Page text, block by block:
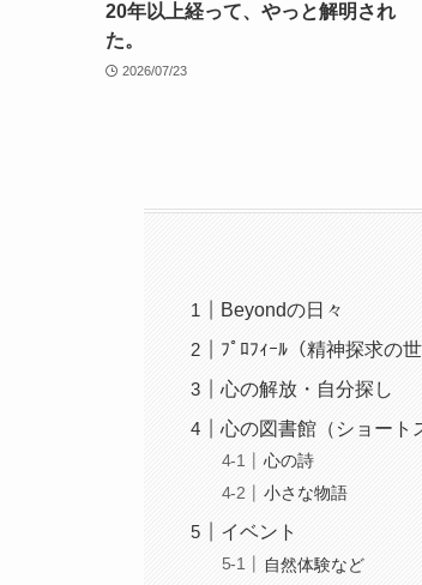
20年以上経って、やっと解明され
た。
2026/07/23
Beyondの日々
ﾌﾟﾛﾌｨｰﾙ（精神探求の世
心の解放・自分探し
心の図書館（ショート
心の詩
小さな物語
イベント
自然体験など